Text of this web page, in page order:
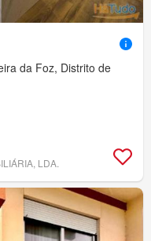
da Foz, Distrito de
LDA.